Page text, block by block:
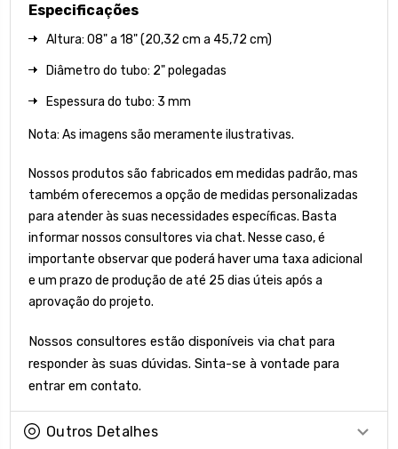
Especificações
Altura: 08" a 18" (20,32 cm a 45,72 cm)
Diâmetro do tubo: 2" polegadas
Espessura do tubo: 3 mm
Nota: As imagens são meramente ilustrativas.
Nossos produtos são fabricados em medidas padrão, mas
também oferecemos a opção de medidas personalizadas
para atender às suas necessidades específicas. Basta
informar nossos consultores via chat. Nesse caso, é
importante observar que poderá haver uma taxa adicional
e um prazo de produção de até 25 dias úteis após a
aprovação do projeto.
Nossos consultores estão disponíveis via chat para
responder às suas dúvidas. Sinta-se à vontade para
entrar em contato.
Outros Detalhes